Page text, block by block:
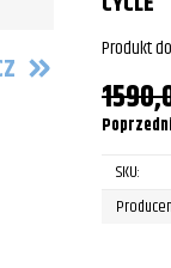
Produkt
SKU: